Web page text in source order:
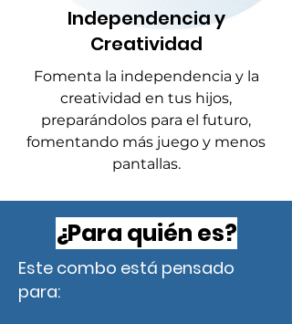
Independencia y
Creatividad
Fomenta la independencia y la
creatividad en tus hijos,
preparándolos para el futuro,
fomentando más juego y menos
pantallas.
¿Para quién es?
Este combo está pensado
para: